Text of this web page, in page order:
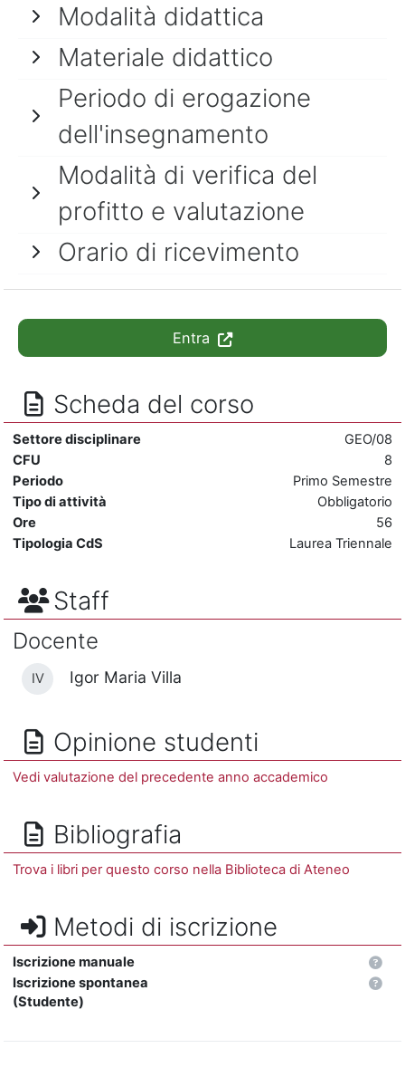
Modalità didattica
Materiale didattico
Periodo di erogazione
dell'insegnamento
Modalità di verifica del
profitto e valutazione
Orario di ricevimento
Entra
Scheda del corso
Settore disciplinare
GEO/08
CFU
8
Periodo
Primo Semestre
Tipo di attività
Obbligatorio
Ore
56
Tipologia CdS
Laurea Triennale
Staff
Docente
IV Igor Maria Villa
Opinione studenti
Vedi valutazione del precedente anno accademico
Bibliografia
Trova i libri per questo corso nella Biblioteca di Ateneo
Metodi di iscrizione
Iscrizione manuale
Iscrizione spontanea
(Studente)